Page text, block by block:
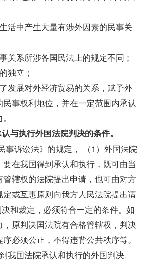
中产生大量有涉外因素的民事关
系所涉各国民法上的规定不同；
立；
展对外经济贸易的关系，赋予外
事权利地位，并在一定范围内承认
与执行外国法院判决的条件。
诉讼法》的规定， （1）外国法院
在我国得到承认和执行，既可由当
辖权的法院提出申请，也可由对方
或互惠原则向我方人民法院提出请
和裁定，必须符合一定的条件。如
，原判决国法院有合格管辖权，判决
必须公正，不得违背公共秩序等。
我国法院承认和执行的外国判决、